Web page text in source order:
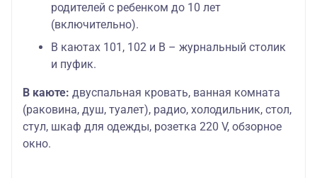
родителей с ребенком до 10 лет
(включительно).
В каютах 101, 102 и В – журнальный столик
и пуфик.
В каюте: двуспальная кровать, ванная комната
(раковина, душ, туалет), радио, холодильник, стол,
стул, шкаф для одежды, розетка 220 V, обзорное
окно.